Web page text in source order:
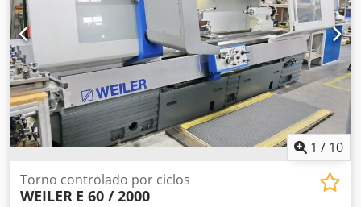
1 / 10
Torno controlado por ciclos
WEILER E 60 / 2000